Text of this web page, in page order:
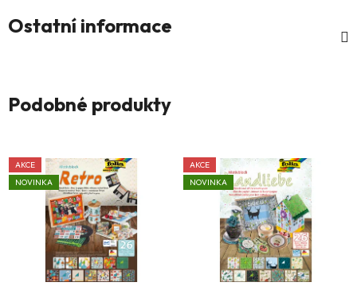
Ostatní informace
Podobné produkty
AKCE
NOVINKA
AKCE
NOVINKA